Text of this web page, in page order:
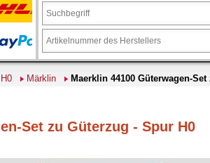
Märklin Maerklin 44100 Güterwagen-
Set zu Güterzug - Spur H0